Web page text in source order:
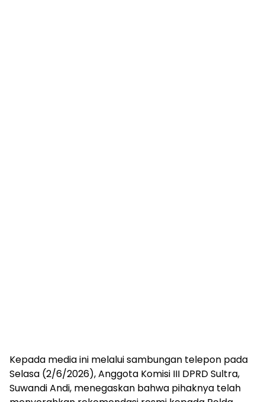
Kepada media ini melalui sambungan telepon pada
Selasa (2/6/2026), Anggota Komisi III DPRD Sultra,
Suwandi Andi, menegaskan bahwa pihaknya telah